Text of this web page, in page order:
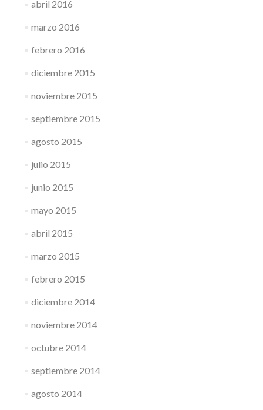
abril 2016
marzo 2016
febrero 2016
diciembre 2015
noviembre 2015
septiembre 2015
agosto 2015
julio 2015
junio 2015
mayo 2015
abril 2015
marzo 2015
febrero 2015
diciembre 2014
noviembre 2014
octubre 2014
septiembre 2014
agosto 2014